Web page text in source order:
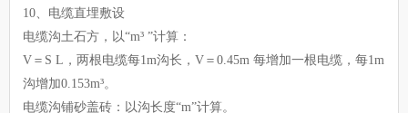
10、电缆直埋敷设
电缆沟土石方，以“m³ ”计算：
V＝S L，两根电缆每1m沟长，V＝0.45m 每增加一根电缆，每1m
沟增加0.153m³。
电缆沟铺砂盖砖：以沟长度“m”计算。